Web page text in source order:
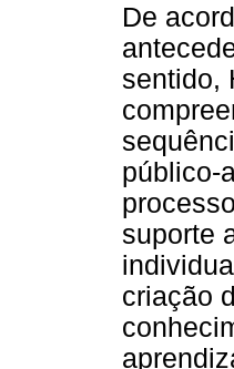
De
sentido,
público-
suporte
criação